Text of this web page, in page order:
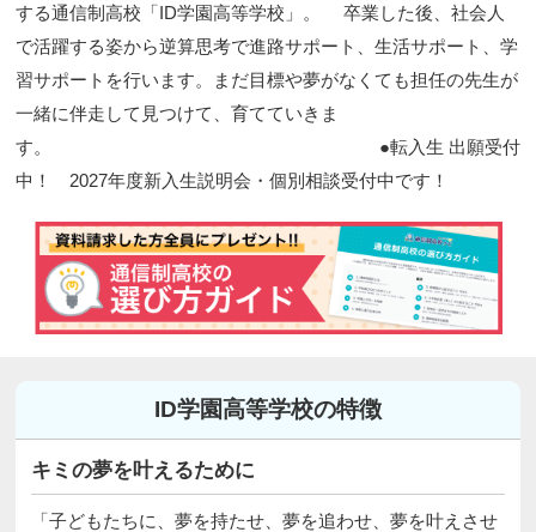
する通信制高校「ID学園高等学校」。 卒業した後、社会人
で活躍する姿から逆算思考で進路サポート、生活サポート、学
習サポートを行います。まだ目標や夢がなくても担任の先生が
一緒に伴走して見つけて、育てていきま
す。 ●転入生 出願受付
中！ 2027年度新入生説明会・個別相談受付中です！
ID学園高等学校の特徴
キミの夢を叶えるために
「子どもたちに、夢を持たせ、夢を追わせ、夢を叶えさせ